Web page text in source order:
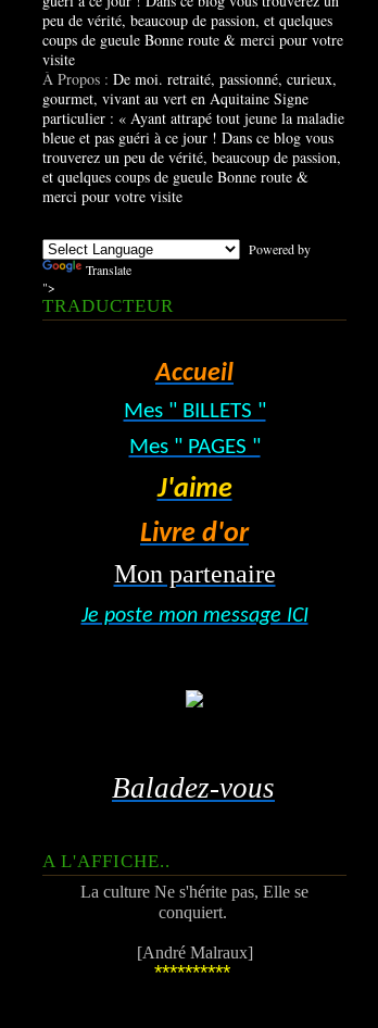
À Propos : De moi. retraité, passionné, curieux,
gourmet, vivant au vert en Aquitaine Signe
particulier : « Ayant attrapé tout jeune la maladie
bleue et pas guéri à ce jour ! Dans ce blog vous
trouverez un peu de vérité, beaucoup de passion,
et quelques coups de gueule Bonne route &
merci pour votre visite
Powered by
Translate
">
TRADUCTEUR
Accueil
Mes " BILLETS "
Mes " PAGES "
J'aime
Livre d'or
Mon partenaire
Je poste mon message ICI
Baladez-vous
A L'AFFICHE..
La culture Ne s'hérite pas, Elle se
conquiert.
[André Malraux]
**********